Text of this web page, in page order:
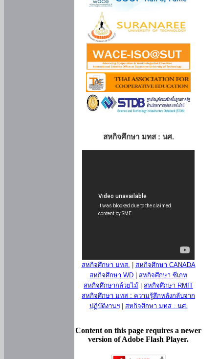
สหกิจศึกษา มทส : นศ.
สหกิจศึกษา มทส.
สหกิจศึกษา CANADA
สหกิจศึกษา WD
สหกิจศึกษา ซีเกท
สหกิจศึกษากล้วยไม้
สหกิจศึกษา RMIT
สหกิจศึกษา มทส : ความรู้สึกหลังกลับจาก
ปฏิบัติงานฯ| สหกิจศึกษา มทส : นศ.
Content on this page requires a newer
version of Adobe Flash Player.